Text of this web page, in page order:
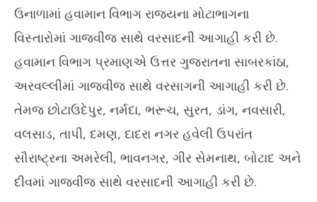
31,
2025
ઉનાળામાં હવામાન વિભાગ રાજ્યના મોટાભાગના
વિસ્તારોમાં ગાજવીજ સાથે વરસાદની આગાહી કરી છે.
હવામાન વિભાગ પ્રમાણએ ઉત્તર ગુજરાતના સાબરકાંઠા,
અરવલ્લીમાં ગાજવીજ સાથે વરસાગની આગાહી કરી છે.
તેમજ છોટાઉદેપુર, નર્મદા, ભરૂચ, સુરત, ડાંગ, નવસારી,
વલસાડ, તાપી, દમણ, દાદરા નગર હવેલી ઉપરાંત
સૌરાષ્ટ્રના અમરેલી, ભાવનગર, ગીર સેમનાથ, બોટાદ અને
દીવમાં ગાજવીજ સાથે વરસાદની આગાહી કરી છે.